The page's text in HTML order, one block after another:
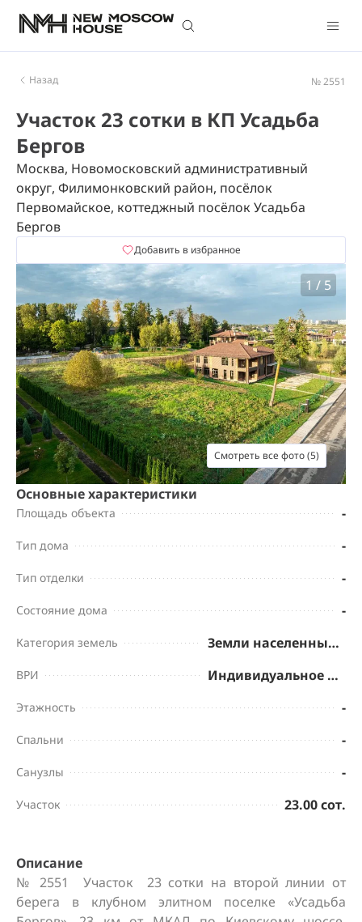
Назад № 2551
Участок 23 сотки в КП Усадьба
Бергов
Москва, Новомосковский административный
округ, Филимонковский район, посёлок
Первомайское, коттеджный посёлок Усадьба
Бергов
Добавить в избранное
1 / 5
Смотреть все фото (5)
Основные характеристики
Площадь объекта -
Тип дома -
Тип отделки -
Состояние дома -
Категория земель Земли населенных пунктов
ВРИ Индивидуальное жилищное строительство
Этажность -
Спальни -
Санузлы -
Участок 23.00 сот.
Описание
№ 2551  Участок  23 сотки на второй линии от
берега в клубном элитном поселке «Усадьба